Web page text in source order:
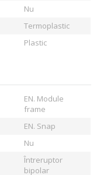
Nu
Termoplastic
Plastic
EN. Module
frame
EN. Snap
Nu
Întreruptor
bipolar